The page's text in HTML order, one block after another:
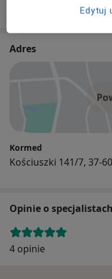
Adres
Kormed
Kościuszki 141/7, 37-
Opinie o
4 opinie
Edytuj